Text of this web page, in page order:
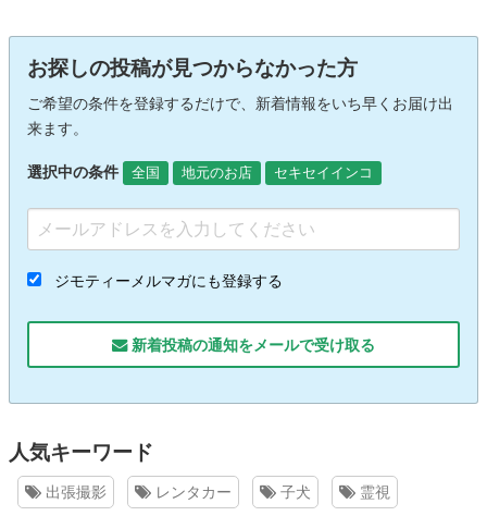
お探しの投稿が見つからなかった方
ご希望の条件を登録するだけで、新着情報をいち早くお届け出
来ます。
選択中の条件 全国 地元のお店 セキセイインコ
ジモティーメルマガにも登録する
新着投稿の通知をメールで受け取る
人気キーワード
出張撮影 レンタカー 子犬 霊視